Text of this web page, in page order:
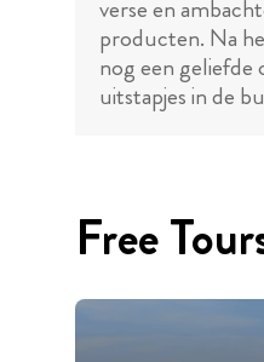
verse en
producten. Na
nog een
uitstapjes in de
Free